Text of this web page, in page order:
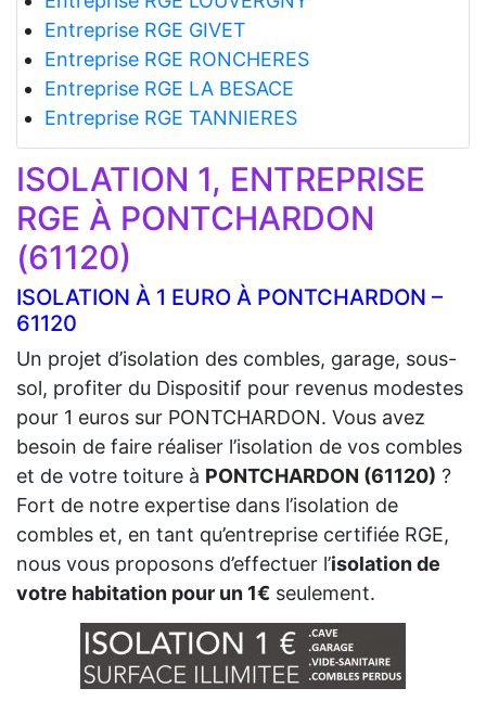
Entreprise RGE GIVET
Entreprise RGE RONCHERES
Entreprise RGE LA BESACE
Entreprise RGE TANNIERES
ISOLATION 1, ENTREPRISE
RGE À PONTCHARDON
(61120)
ISOLATION À 1 EURO À PONTCHARDON –
61120
Un projet d’isolation des combles, garage, sous-
sol, profiter du Dispositif pour revenus modestes
pour 1 euros sur PONTCHARDON. Vous avez
besoin de faire réaliser l’isolation de vos combles
et de votre toiture à PONTCHARDON (61120) ?
Fort de notre expertise dans l’isolation de
combles et, en tant qu’entreprise certifiée RGE,
nous vous proposons d’effectuer l’isolation de
votre habitation pour un 1€ seulement.